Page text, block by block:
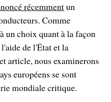
récemmentun
Comme
un choix quant à la façon
de l'État et la
article, nous examinerons
européens se sont
mondiale critique.